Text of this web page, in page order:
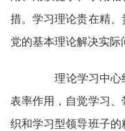
措。学习理论贵在精
党的基本理论解决实际
理论学习中心组
表率作用，自觉学习
织和学习型领导班子